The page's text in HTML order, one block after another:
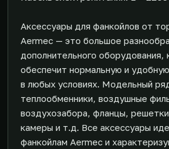
Аксессуары для фанкойлов от
Aermec — это большое
дополнительного оборудования,
обеспечит нормальную и
в любых условиях. Модельный
теплообменники, воздушные
воздухозабора, фланцы,
камеры и т.д. Все аксессуары
фанкойлам Aermec и